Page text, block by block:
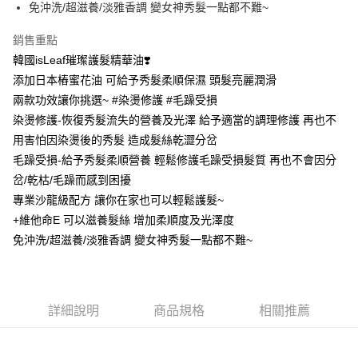
便利好安心！
２．便利：只要手機號碼，簡訊認證，即可結帳。
【「AFTEE先享後付」結帳流程】
１．於結帳方式選擇「AFTEE先享後付」後，將跳轉至「AFTEE先享後付」
結帳頁面，進行簡訊認證並確認金額後，即可完成結帳。
２．訂單成立數日內，您將收到繳費通知簡訊。
３．收到繳費通知簡訊後14天內，點擊此簡訊中的連結，可透過四大超商／
ATM／網路銀行／等多元方式進行付款，方視為交易完成。
※ 請注意：結帳手續完成當下不需立刻繳費，但若您需要取消訂單，請聯絡
購買商品的店家。未經商家同意取消之訂單仍視為有效，需透過AFTEE先享
後付繳納相關費用。
是否繳費成功／繳費後需取消欲退款等相關疑問，請聯繫「AFTEE先享後付
客戶支援中心」https://netprotections.freshdesk.com/support/home
權轉讓予恩沛科技股份有限公司。
全家取貨付款
每筆NT$80，滿NT$999(含以上)免運費
先付款後全家取貨
每筆NT$80，滿NT$999(含以上)免運費
7-11取貨付款
每筆NT$80，滿NT$999(含以上)免運費
每筆NT$80，滿NT$999(含以上)免運費
免沖洗/超滋養/淡雅香調 變女神秀髮一點都不難~
銷售重點
韓國isLeaf璀璨護髮精華油❣️
添加日本樁蜜花油 可給予秀髮柔順保濕 頭髮亮麗潤滑
兩款功效讓你挑選~ #染燙修護 #毛躁受損
染燙修護-恢復秀髮流失的營養及光澤 給予適當的調理修護 再也不
用害怕因染燙後的秀髮 造成髮絲乾澀分岔
毛躁受損-給予秀髮柔順營養 輕鬆修護毛躁受損髮質 再也不會因分
岔/乾枯/毛躁而感到困擾
專業沙龍級配方 讓你在家也可以輕鬆護髮~
+維他命E 可以滋養髮絲 增加柔順度及光澤度
免沖洗/超滋養/淡雅香調 變女神秀髮一點都不難~
詳細說明 商品規格 相關推薦